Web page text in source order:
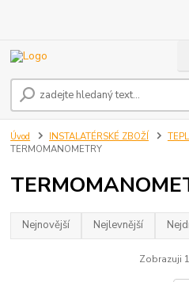
Úvod INSTALATÉRSKÉ ZBOŽÍ
TERMOMANOMETRY
Nejnovější Nejlevnější
Zobrazuji